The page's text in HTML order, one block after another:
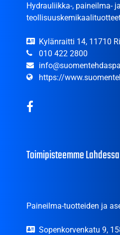
Hydrauliikka-, paineilma- ja
Kylänraitti 14, 11710
010 422 2800
https://
Toimipisteemme Lahdessa
Paineilma-tuotteiden ja
Sopenkorvenkatu 9,